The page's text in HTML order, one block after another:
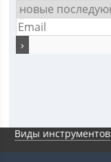
Виды инструментов